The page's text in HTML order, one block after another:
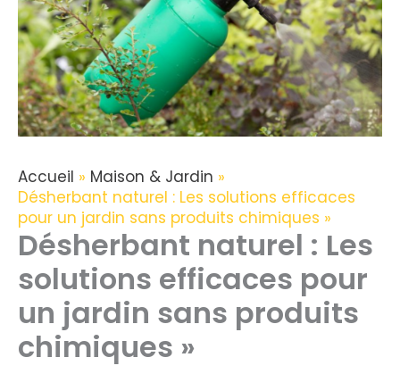
Accueil
Maison & Jardin
Désherbant naturel : Les solutions efficaces
pour un jardin sans produits chimiques »
Désherbant naturel : Les
solutions efficaces pour
un jardin sans produits
chimiques »